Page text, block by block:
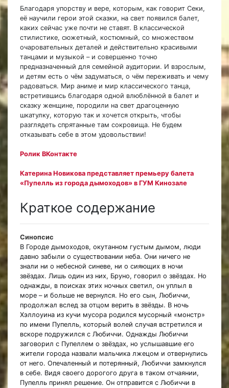
Благодаря упорству и вере, которым, как говорит Секи,
её научили герои этой сказки, на свет появился балет,
каких сейчас уже почти не ставят. В классической
стилистике, сюжетный, костюмный, со множеством
очаровательных деталей и действительно красивыми
танцами и музыкой – и совершенно точно
предназначенный для семейной аудитории. И взрослым,
и детям есть о чём задуматься, о чём переживать и чему
радоваться. Мир аниме и мир классического танца,
встретившись благодаря одной влюблённой в балет и
сказку женщине, породили на свет драгоценную
шкатулку, которую так и хочется открыть, чтобы
разглядеть спрятанные там сокровища. Не будем
отказывать себе в этом удовольствии!
Ролик ВКонтакте
Катерина Новикова представляет премьеру балета
«Пупелль из города дымоходов» в ГУМ Кинозале
Краткое содержание
Синопсис
В Городе дымоходов, окутанном густым дымом, люди
давно забыли о существовании неба. Они ничего не
знали ни о небесной синеве, ни о сияющих в ночи
звёздах. Лишь один из них, Бруно, говорил о звёздах. Но
однажды, в поисках этих ночных светил, он уплыл в
море – и больше не вернулся. Но его сын, Любиччи,
продолжал вслед за отцом верить в звёзды. В ночь
Хэллоуина из кучи мусора родился мусорный «монстр»
по имени Пупелль, который волей случая встретился и
вскоре подружился с Любиччи. Однажды Любиччи
заговорил с Пупеллем о звёздах, но услышавшие его
жители города назвали мальчика лжецом и отвернулись
от него. Опечаленный и потерянный, Любиччи замкнулся
в себе. Видя своего дорогого друга в таком отчаянии,
Пупелль принял решение. Он отправится с Любиччи в